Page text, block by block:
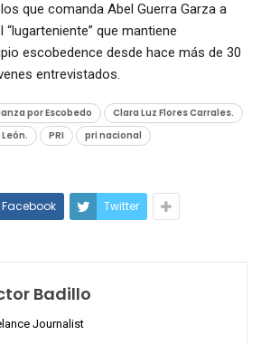
que comanda Abel Guerra Garza a
que mantiene
escobedence desde hace más de 30
entrevistados.
por Escobedo
Clara Luz Flores Carrales.
PRI pri nacional
Facebook Twitter
Badillo
Journalist